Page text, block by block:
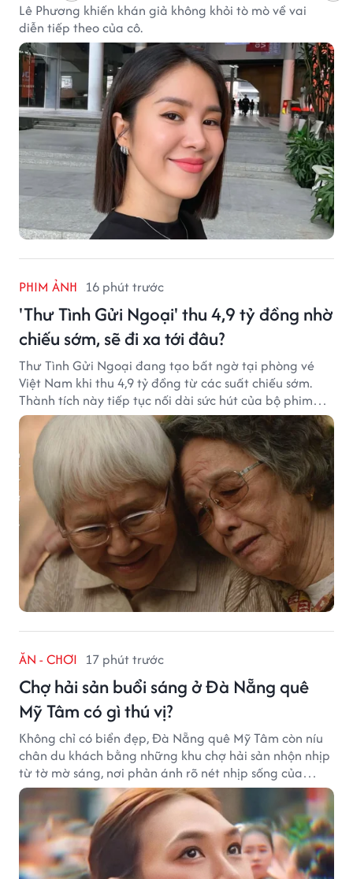
Lê Phương khiến khán giả không khỏi tò mò về vai
diễn tiếp theo của cô.
PHIM ẢNH 16 phút trước
'Thư Tình Gửi Ngoại' thu 4,9 tỷ đồng nhờ
chiếu sớm, sẽ đi xa tới đâu?
Thư Tình Gửi Ngoại đang tạo bất ngờ tại phòng vé
Việt Nam khi thu 4,9 tỷ đồng từ các suất chiếu sớm.
Thành tích này tiếp tục nối dài sức hút của bộ phim
từng gây sốt với doanh thu hơn 7.300 tỷ đồng ở nước
ngoài.
ĂN - CHƠI 17 phút trước
Chợ hải sản buổi sáng ở Đà Nẵng quê
Mỹ Tâm có gì thú vị?
Không chỉ có biển đẹp, Đà Nẵng quê Mỹ Tâm còn níu
chân du khách bằng những khu chợ hải sản nhộn nhịp
từ tờ mờ sáng, nơi phản ánh rõ nét nhịp sống của
thành phố biển.